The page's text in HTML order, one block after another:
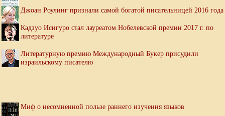
Джоан Роулинг признали самой богатой писательницей 2016 года
Кадзуо Исигуро стал лауреатом Нобелевской премии 2017 г. по
литературе
Литературную премию Международный Букер присудили
израильскому писателю
Миф о несомненной пользе раннего изучения языков